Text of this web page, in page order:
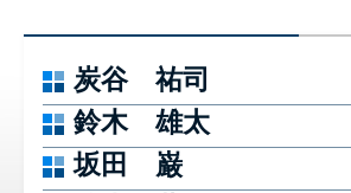
炭谷 祐司
鈴木 雄太
坂田 巌